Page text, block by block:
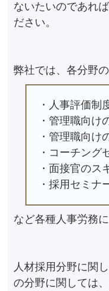
ないたいのであれば
ださい。
弊社では、各分野
・人事評価制
・管理職向け
・管理職向け
・コーチング
・面接官のス
・採用セミナ
など各種人事労務
人材採用分野に関
の分野に関しては